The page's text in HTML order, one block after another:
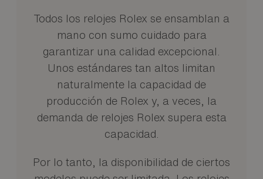
Todos los relojes Rolex se ensamblan a
mano con sumo cuidado para
garantizar una calidad excepcional.
Unos estándares tan altos limitan
naturalmente la capacidad de
producción de Rolex y, a veces, la
demanda de relojes Rolex supera esta
capacidad.
Por lo tanto, la disponibilidad de ciertos